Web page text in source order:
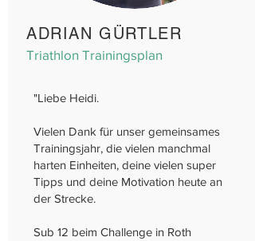
ADRIAN GÜRTLER
Triathlon Trainingsplan
"L iebe Heidi.
Vielen Dank für unser gemeinsames
Trainingsjahr, die vielen manchmal
harten Einheiten, deine vielen super
Tipps und deine Motivation heute an
der Strecke.
Sub 12 beim Challenge in Roth